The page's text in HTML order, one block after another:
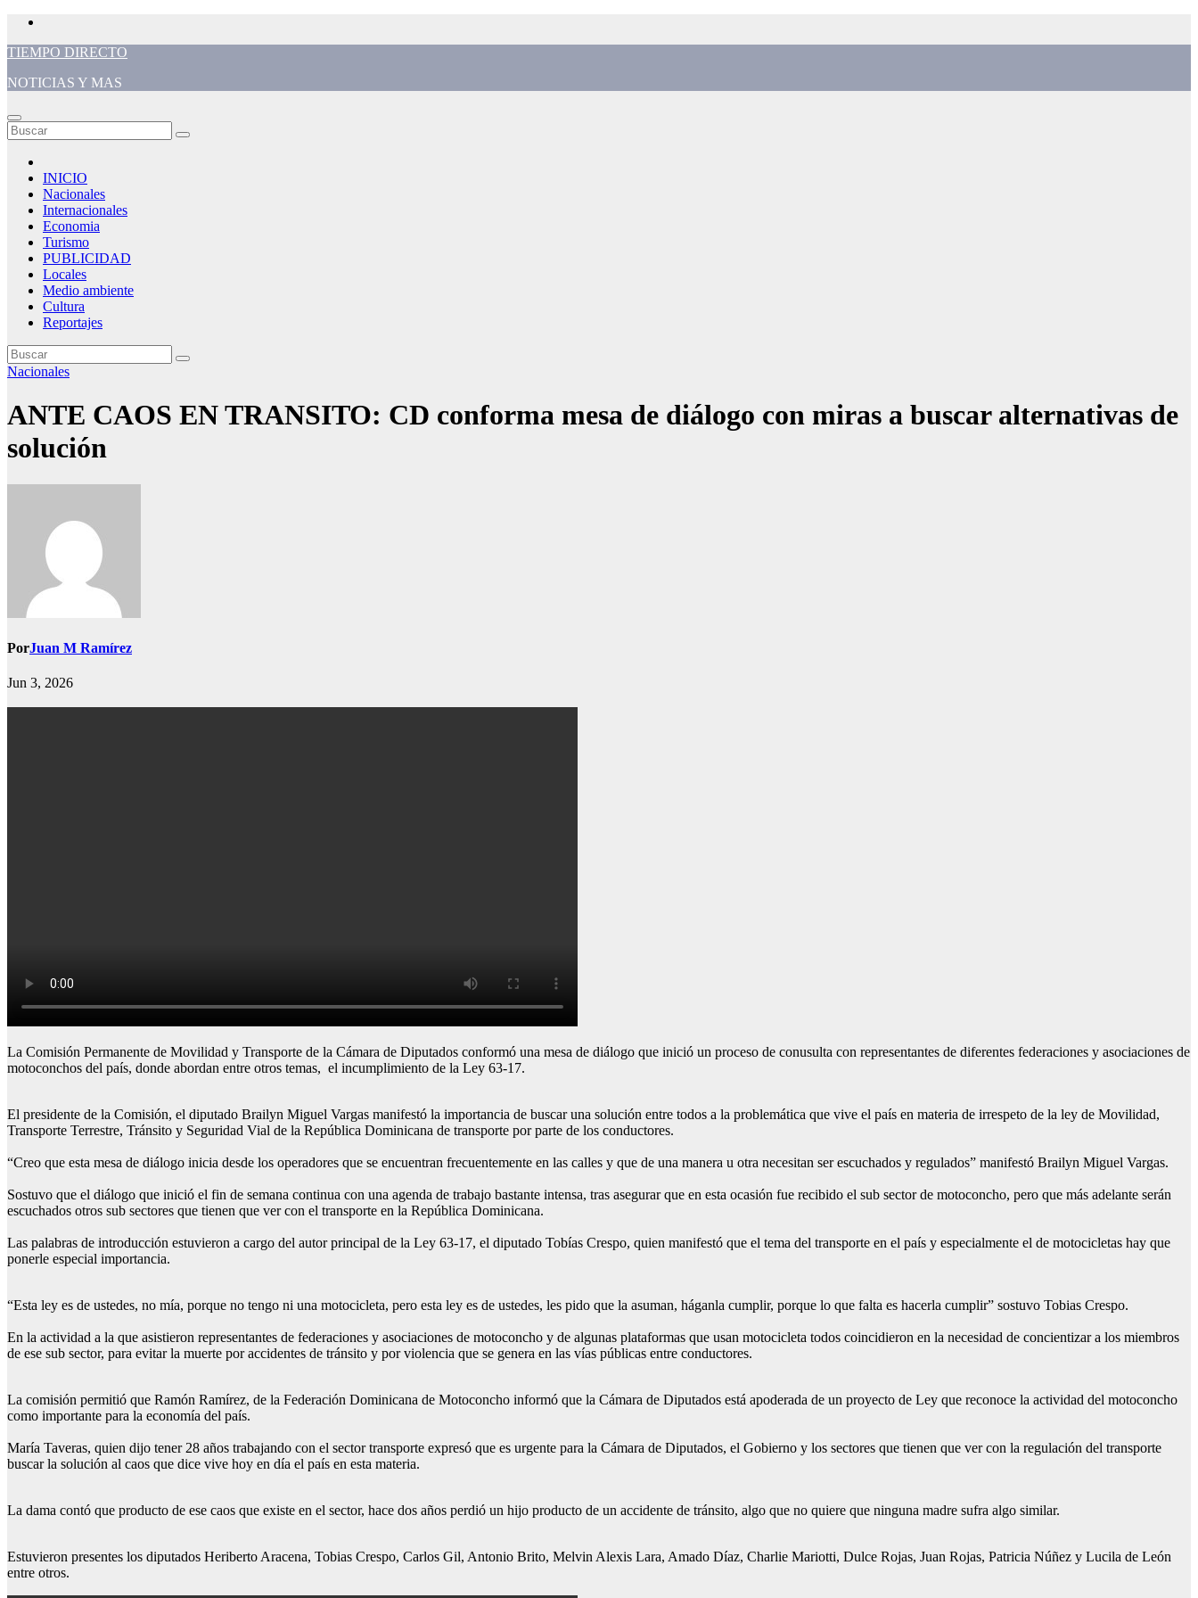
Saltar
contenido
TIEMPO DIRECTO
NOTICIAS Y MAS
INICIO
Nacionales
Internacionales
Economia
Turismo
PUBLICIDAD
Locales
Medio ambiente
Cultura
Reportajes
Nacionales
ANTE CAOS EN TRANSITO: CD conforma mesa de diálogo con miras a buscar alternativas de
solución
PorJuan M Ramírez
Jun 3, 2026
La Comisión Permanente de Movilidad y Transporte de la Cámara de Diputados conformó una mesa de diálogo que inició un proceso de conusulta con representantes de diferentes federaciones y asociaciones de
motoconchos del país, donde abordan entre otros temas, el incumplimiento de la Ley 63-17.
El presidente de la Comisión, el diputado Brailyn Miguel Vargas manifestó la importancia de buscar una solución entre todos a la problemática que vive el país en materia de irrespeto de la ley de Movilidad,
Transporte Terrestre, Tránsito y Seguridad Vial de la República Dominicana de transporte por parte de los conductores.
“Creo que esta mesa de diálogo inicia desde los operadores que se encuentran frecuentemente en las calles y que de una manera u otra necesitan ser escuchados y regulados” manifestó Brailyn Miguel Vargas.
Sostuvo que el diálogo que inició el fin de semana continua con una agenda de trabajo bastante intensa, tras asegurar que en esta ocasión fue recibido el sub sector de motoconcho, pero que más adelante serán
escuchados otros sub sectores que tienen que ver con el transporte en la República Dominicana.
Las palabras de introducción estuvieron a cargo del autor principal de la Ley 63-17, el diputado Tobías Crespo, quien manifestó que el tema del transporte en el país y especialmente el de motocicletas hay que
ponerle especial importancia.
“Esta ley es de ustedes, no mía, porque no tengo ni una motocicleta, pero esta ley es de ustedes, les pido que la asuman, háganla cumplir, porque lo que falta es hacerla cumplir” sostuvo Tobias Crespo.
En la actividad a la que asistieron representantes de federaciones y asociaciones de motoconcho y de algunas plataformas que usan motocicleta todos coincidieron en la necesidad de concientizar a los miembros
de ese sub sector, para evitar la muerte por accidentes de tránsito y por violencia que se genera en las vías públicas entre conductores.
La comisión permitió que Ramón Ramírez, de la Federación Dominicana de Motoconcho informó que la Cámara de Diputados está apoderada de un proyecto de Ley que reconoce la actividad del motoconcho
como importante para la economía del país.
María Taveras, quien dijo tener 28 años trabajando con el sector transporte expresó que es urgente para la Cámara de Diputados, el Gobierno y los sectores que tienen que ver con la regulación del transporte
buscar la solución al caos que dice vive hoy en día el país en esta materia.
La dama contó que producto de ese caos que existe en el sector, hace dos años perdió un hijo producto de un accidente de tránsito, algo que no quiere que ninguna madre sufra algo similar.
Estuvieron presentes los diputados Heriberto Aracena, Tobias Crespo, Carlos Gil, Antonio Brito, Melvin Alexis Lara, Amado Díaz, Charlie Mariotti, Dulce Rojas, Juan Rojas, Patricia Núñez y Lucila de León
entre otros.